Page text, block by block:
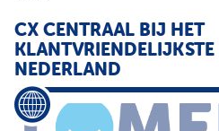
CX CENTRAAL BIJ HET
KLANTVRIENDELIJKSTE
NEDERLAND